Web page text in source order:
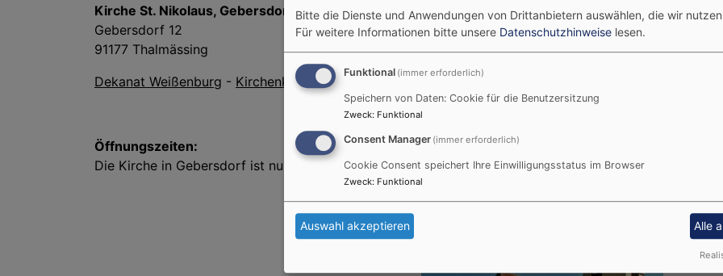
Kirche St. Nikolaus, Gebersdorf
Gebersdorf 12
91177 Thalmässing
Dekanat Weißenburg - Kirchenkreis Nürnberg
Evang.-Luth. Pfarramt
Münchner Straße 7
91177 Thalnässing
Webseite
Öffnungszeiten:
Die Kirche in Gebersdorf ist nur zu den Gottesdienste geöffnet.
Bitte die Dienste und Anwendungen von Drittanbietern auswählen, die wir
Für weitere Informationen bitte unsere Datenschutzhinweise lesen.
Funktional (immer erforderlich)
Speichern von Daten: Cookie für die Benutzersitzung
Zweck: Funktional
Consent Manager (immer erforderlich)
Cookie Consent speichert Ihre Einwilligungsstatus im Browser
Zweck: Funktional
Auswahl akzeptieren Alle